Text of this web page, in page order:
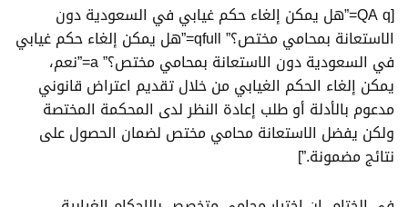
[QA q=”هل يمكن إلغاء حكم غيابي في السعودية دون
الاستعانة بمحامي مختص؟” qfull=”هل يمكن إلغاء حكم غيابي
في السعودية دون الاستعانة بمحامي مختص؟” a=”نعم،
يمكن إلغاء الحكم الغيابي من خلال تقديم اعتراض قانوني
مدعوم بالأدلة أو طلب إعادة النظر لدى المحكمة المختصة
ولكن يفضل الاستعانة محامي مختص لضمان الحصول على
نتائج مضمونة.”]